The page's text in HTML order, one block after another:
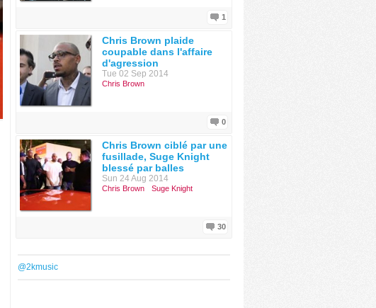
1
Chris Brown plaide
coupable dans l'affaire
d'agression
Tue 02 Sep 2014
Chris Brown
0
Chris Brown ciblé par une
fusillade, Suge Knight
blessé par balles
Sun 24 Aug 2014
Chris Brown Suge Knight
30
@2kmusic